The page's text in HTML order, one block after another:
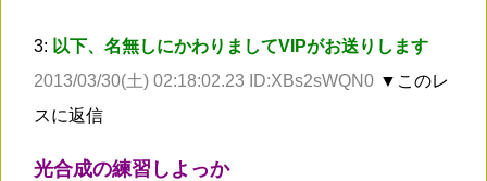
3: 以下、名無しにかわりましてVIPがお送りします
2013/03/30(土) 02:18:02.23 ID:XBs2sWQN0 ▼このレ
スに返信
光合成の練習しよっか